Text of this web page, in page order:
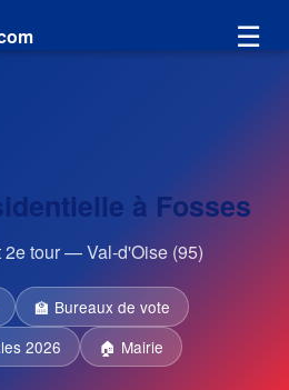
☰
à Fosses
2e tour — Val-d'Oise (95)
🏫 Bureaux de vote
2026
🏠 Mairie